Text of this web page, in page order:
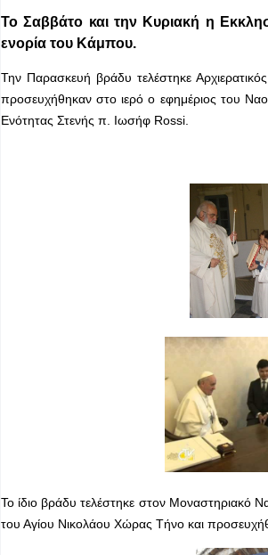
Το Σαββάτο και την Κυριακή η
ενορία του Κάμπου.
Την Παρασκευή βράδυ τελέστηκε
προσευχήθηκαν στο ιερό ο εφημέριος του
Ενότητας Στενής π. Ιωσήφ Rossi.
Το ίδιο βράδυ τελέστηκε στον Μοναστηριακό
του Αγίου Νικολάου Χώρας Τήνο και